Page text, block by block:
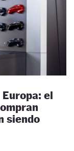
el
siendo